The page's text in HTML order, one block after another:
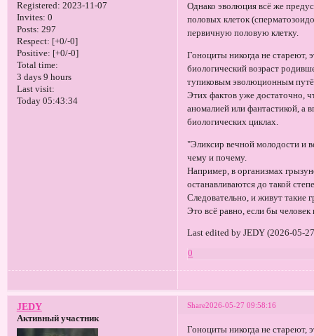
Registered: 2023-11-07
Invites: 0
Posts: 297
Respect: [+0/-0]
Positive: [+0/-0]
Total time:
3 days 9 hours
Last visit:
Today 05:43:34
Однако эволюция всё же
половых клеток
первичную половую клетку.
Гоноциты никогда не стареют,
биологический возраст
тупиковым эволюционным
Этих фактов уже достаточно,
аномалией или фантастикой, а
биологических циклах.
"Эликсир вечной молодости и
чему и почему.
Например, в организмах
останавливаются до такой
Следовательно, и живут такие
Это всё равно, если бы человек
Last edited by JEDY (2026-05-
0
Share2026-05-27 09:58:16
JEDY
Активный участник
Гоноциты никогда не стареют,